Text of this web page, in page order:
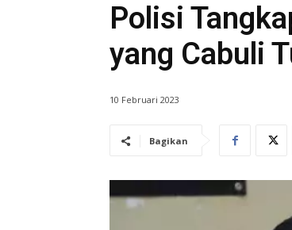
Polisi
yang Cabuli
10 Februari 2023
Bagikan